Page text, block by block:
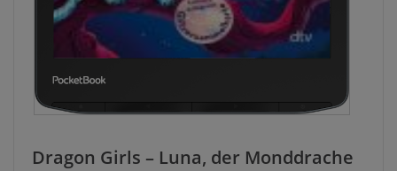
Dragon Girls – Luna, der Monddrache